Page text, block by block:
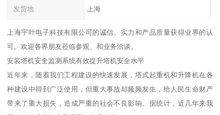
发货地 上海
上海宇叶电子科技有限公司的诚信、实力和产品质量获得业界的认
可。欢迎各界朋友莅临参观、和业务洽谈。
安装塔机安全监测系统有效提升塔机安全水平
近年来，随着我们工程建设的快速发展，塔式起重机和升降机在各
种建设中得到广泛使用，但重大事故却频频发生，给人民生命财产
带来了重大损失，造成严重的社会不良影响。据统计，近几年来我